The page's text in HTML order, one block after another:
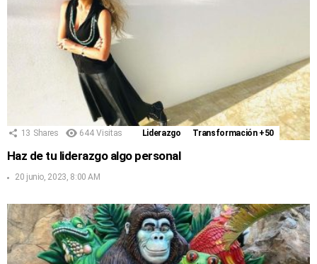
13 Shares 644 Visitas Liderazgo Transformación +50
Haz de tu liderazgo algo personal
20 junio, 2023, 8:00 AM